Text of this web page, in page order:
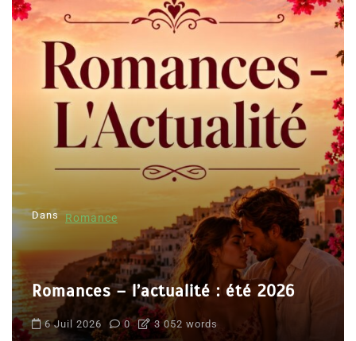
Dans Romance
Romances – l’actualité : été 2026
6 Juil 2026 0 3 052 words